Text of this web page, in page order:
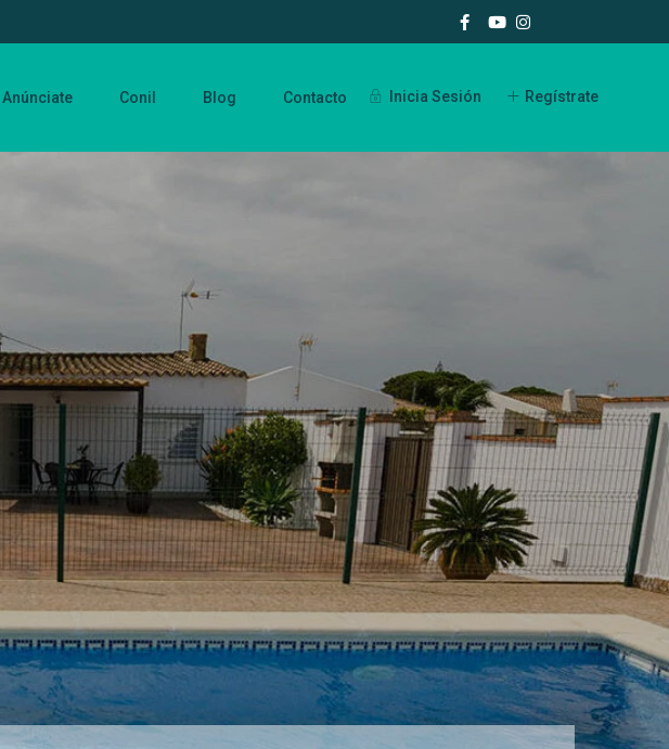
Inicia Sesión Regístrate
Anúnciate Conil Blog Contacto